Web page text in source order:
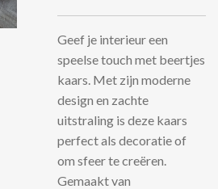
Geef je interieur een
speelse touch met beertjes
kaars. Met zijn moderne
design en zachte
uitstraling is deze kaars
perfect als decoratie of
om sfeer te creëren.
Gemaakt van